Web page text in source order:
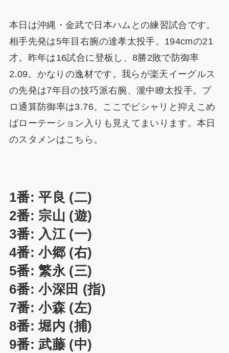
本日は沖縄・金武で日本ハムとの練習試合です。
相手先発は5年目右腕の達孝太投手。194cmの21
才。昨年は16試合に登板し、8勝2敗で防御率
2.09。かなりの逸材です。我らが楽天イーグルス
の先発は7年目の技巧派右腕、瀧中瞭太投手。プ
ロ通算防御率は3.76。ここでピシャリと抑えこめ
ばローテーション入りも見えてまいります。本日
のスタメンはこちら。
1番: 平良 (二)
2番: 宗山 (遊)
3番: 入江 (一)
4番: 小郷 (右)
5番: 繁永 (三)
6番: 小深田 (指)
7番: 小森 (左)
8番: 堀内 (捕)
9番: 武藤 (中)